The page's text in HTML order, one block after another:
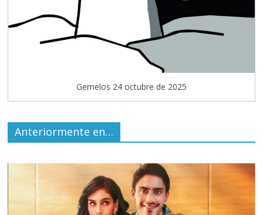
Gemelos 24 octubre de 2025
Anteriormente en…